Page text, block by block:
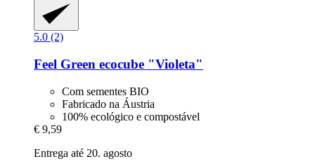
5.0 (2)
Feel Green ecocube "Violeta"
Com sementes BIO
Fabricado na Áustria
100% ecológico e compostável
€ 9,59
Entrega até 20. agosto